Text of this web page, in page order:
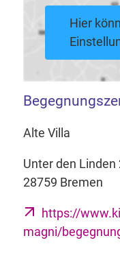
Hier
Alte Villa
Unter den Linden
28759 Bremen
https://
magni/